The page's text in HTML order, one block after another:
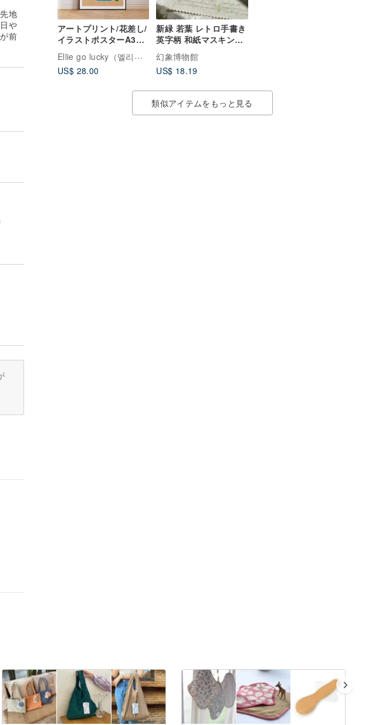
アートプリント/花差し/
イラストポスターA3、
Ellie go lucky（엘리고럭키）
US$ 28.00
新緑 若葉 レトロ手書き
英字柄 和紙マスキング
テープ 10m巻 台湾製
幻象博物館
US$ 18.19
類似アイテムをもっと見る
地
や
前